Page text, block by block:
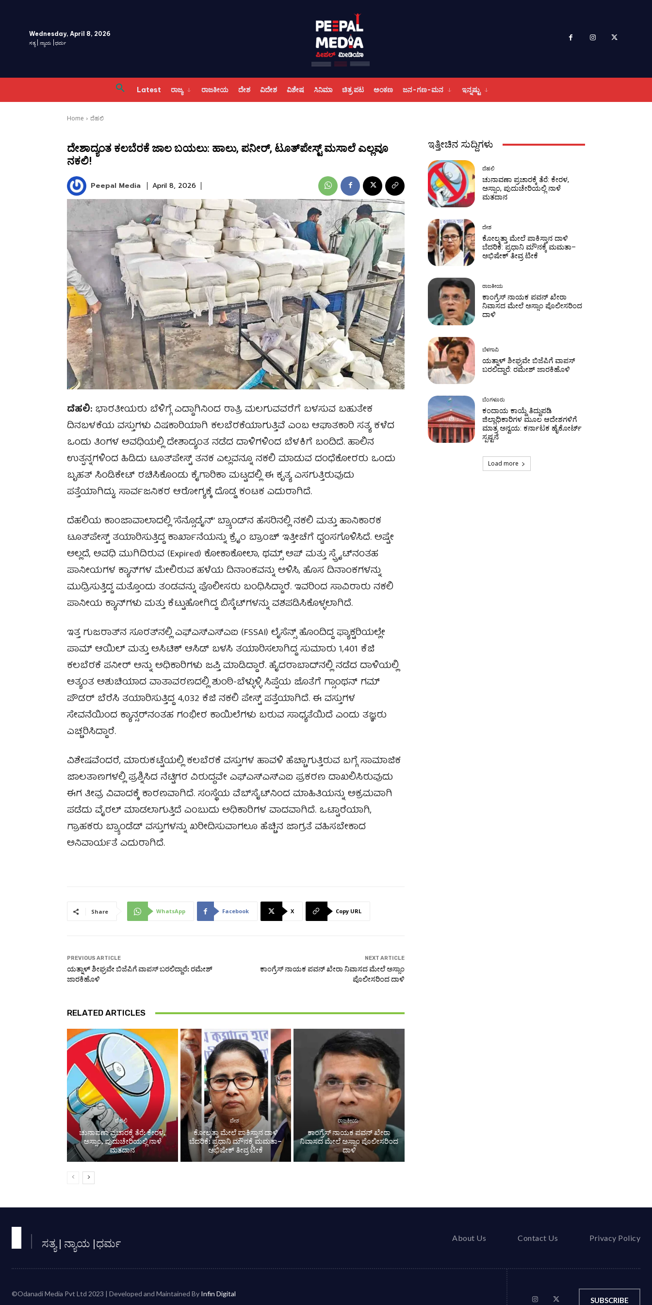
Wednesday, April 8, 2026
ಸತ್ಯ | ನ್ಯಾಯ |ಧರ್ಮ
Latest ರಾಜ್ಯ ರಾಜಕೀಯ ದೇಶ ವಿದೇಶ ವಿಶೇಷ ಸಿನಿಮಾ ಚಿತ್ರ ಪಟ ಅಂಕಣ ಜನ-ಗಣ-ಮನ ಇನ್ನಷ್ಟು
Home ದೆಹಲಿ
ದೇಶಾದ್ಯಂತ ಕಲಬೆರಕೆ ಜಾಲ ಬಯಲು: ಹಾಲು, ಪನೀರ್‌, ಟೂತ್‌ಪೇಸ್ಟ್‌ ಮಸಾಲೆ ಎಲ್ಲವೂ
ನಕಲಿ!
Peepal Media April 8, 2026
ದೆಹಲಿ: ಭಾರತೀಯರು ಬೆಳಿಗ್ಗೆ ಎದ್ದಾಗಿನಿಂದ ರಾತ್ರಿ ಮಲಗುವವರೆಗೆ ಬಳಸುವ ಬಹುತೇಕ
ದಿನಬಳಕೆಯ ವಸ್ತುಗಳು ವಿಷಕಾರಿಯಾಗಿ ಕಲಬೆರಕೆಯಾಗುತ್ತಿವೆ ಎಂಬ ಆಘಾತಕಾರಿ ಸತ್ಯ ಕಳೆದ
ಒಂದು ತಿಂಗಳ ಅವಧಿಯಲ್ಲಿ ದೇಶಾದ್ಯಂತ ನಡೆದ ದಾಳಿಗಳಿಂದ ಬೆಳಕಿಗೆ ಬಂದಿದೆ. ಹಾಲಿನ
ಉತ್ಪನ್ನಗಳಿಂದ ಹಿಡಿದು ಟೂತ್‌ಪೇಸ್ಟ್‌ ತನಕ ಎಲ್ಲವನ್ನೂ ನಕಲಿ ಮಾಡುವ ದಂಧೆಕೋರರು ಒಂದು
ಬೃಹತ್ ಸಿಂಡಿಕೇಟ್ ರಚಿಸಿಕೊಂಡು ಕೈಗಾರಿಕಾ ಮಟ್ಟದಲ್ಲಿ ಈ ಕೃತ್ಯ ಎಸಗುತ್ತಿರುವುದು
ಪತ್ತೆಯಾಗಿದ್ದು, ಸಾರ್ವಜನಿಕರ ಆರೋಗ್ಯಕ್ಕೆ ದೊಡ್ಡ ಕಂಟಕ ಎದುರಾಗಿದೆ.
ದೆಹಲಿಯ ಕಾಂಜಾವಾಲಾದಲ್ಲಿ ‘ಸೆನ್ಸೊಡೈನ್’ ಬ್ರ್ಯಾಂಡ್‌ನ ಹೆಸರಿನಲ್ಲಿ ನಕಲಿ ಮತ್ತು ಹಾನಿಕಾರಕ
ಟೂತ್‌ಪೇಸ್ಟ್ ತಯಾರಿಸುತ್ತಿದ್ದ ಕಾರ್ಖಾನೆಯನ್ನು ಕ್ರೈಂ ಬ್ರಾಂಚ್ ಇತ್ತೀಚೆಗೆ ಧ್ವಂಸಗೊಳಿಸಿದೆ. ಅಷ್ಟೇ
ಅಲ್ಲದೆ, ಅವಧಿ ಮುಗಿದಿರುವ (Expired) ಕೋಕಾಕೋಲಾ, ಥಮ್ಸ್ ಅಪ್ ಮತ್ತು ಸ್ಪ್ರೈಟ್‌ನಂತಹ
ಪಾನೀಯಗಳ ಕ್ಯಾನ್‌ಗಳ ಮೇಲಿರುವ ಹಳೆಯ ದಿನಾಂಕವನ್ನು ಅಳಿಸಿ, ಹೊಸ ದಿನಾಂಕಗಳನ್ನು
ಮುದ್ರಿಸುತ್ತಿದ್ದ ಮತ್ತೊಂದು ತಂಡವನ್ನು ಪೊಲೀಸರು ಬಂಧಿಸಿದ್ದಾರೆ. ಇವರಿಂದ ಸಾವಿರಾರು ನಕಲಿ
ಪಾನೀಯ ಕ್ಯಾನ್‌ಗಳು ಮತ್ತು ಕೆಟ್ಟುಹೋಗಿದ್ದ ಬಿಸ್ಕೆಟ್‌ಗಳನ್ನು ವಶಪಡಿಸಿಕೊಳ್ಳಲಾಗಿದೆ.
ಇತ್ತ ಗುಜರಾತ್‌ನ ಸೂರತ್‌ನಲ್ಲಿ ಎಫ್‌ಎಸ್‌ಎಸ್‌ಎಐ (FSSAI) ಲೈಸೆನ್ಸ್ ಹೊಂದಿದ್ದ ಫ್ಯಾಕ್ಟರಿಯಲ್ಲೇ
ಪಾಮ್ ಆಯಿಲ್ ಮತ್ತು ಅಸಿಟಿಕ್ ಆಸಿಡ್ ಬಳಸಿ ತಯಾರಿಸಲಾಗಿದ್ದ ಸುಮಾರು 1,401 ಕೆಜಿ
ಕಲಬೆರಕೆ ಪನೀರ್ ಅನ್ನು ಅಧಿಕಾರಿಗಳು ಜಪ್ತಿ ಮಾಡಿದ್ದಾರೆ. ಹೈದರಾಬಾದ್‌ನಲ್ಲಿ ನಡೆದ ದಾಳಿಯಲ್ಲಿ
ಅತ್ಯಂತ ಅಶುಚಿಯಾದ ವಾತಾವರಣದಲ್ಲಿ ಶುಂಠಿ-ಬೆಳ್ಳುಳ್ಳಿ ಸಿಪ್ಪೆಯ ಜೊತೆಗೆ ಗ್ಸಾಂಥನ್ ಗಮ್
ಪೌಡರ್ ಬೆರೆಸಿ ತಯಾರಿಸುತ್ತಿದ್ದ 4,032 ಕೆಜಿ ನಕಲಿ ಪೇಸ್ಟ್ ಪತ್ತೆಯಾಗಿದೆ. ಈ ವಸ್ತುಗಳ
ಸೇವನೆಯಿಂದ ಕ್ಯಾನ್ಸರ್‌ನಂತಹ ಗಂಭೀರ ಕಾಯಿಲೆಗಳು ಬರುವ ಸಾಧ್ಯತೆಯಿದೆ ಎಂದು ತಜ್ಞರು
ಎಚ್ಚರಿಸಿದ್ದಾರೆ.
ವಿಶೇಷವೆಂದರೆ, ಮಾರುಕಟ್ಟೆಯಲ್ಲಿ ಕಲಬೆರಕೆ ವಸ್ತುಗಳ ಹಾವಳಿ ಹೆಚ್ಚಾಗುತ್ತಿರುವ ಬಗ್ಗೆ ಸಾಮಾಜಿಕ
ಜಾಲತಾಣಗಳಲ್ಲಿ ಪ್ರಶ್ನಿಸಿದ ನೆಟ್ಟಿಗರ ವಿರುದ್ಧವೇ ಎಫ್‌ಎಸ್‌ಎಸ್‌ಎಐ ಪ್ರಕರಣ ದಾಖಲಿಸಿರುವುದು
ಈಗ ತೀವ್ರ ವಿವಾದಕ್ಕೆ ಕಾರಣವಾಗಿದೆ. ಸಂಸ್ಥೆಯ ವೆಬ್‌ಸೈಟ್‌ನಿಂದ ಮಾಹಿತಿಯನ್ನು ಅಕ್ರಮವಾಗಿ
ಪಡೆದು ವೈರಲ್ ಮಾಡಲಾಗುತ್ತಿದೆ ಎಂಬುದು ಅಧಿಕಾರಿಗಳ ವಾದವಾಗಿದೆ. ಒಟ್ಟಾರೆಯಾಗಿ,
ಗ್ರಾಹಕರು ಬ್ರ್ಯಾಂಡೆಡ್ ವಸ್ತುಗಳನ್ನು ಖರೀದಿಸುವಾಗಲೂ ಹೆಚ್ಚಿನ ಜಾಗ್ರತೆ ವಹಿಸಬೇಕಾದ
ಅನಿವಾರ್ಯತೆ ಎದುರಾಗಿದೆ.
Share WhatsApp Facebook X Copy URL
PREVIOUS ARTICLE
ಯತ್ನಾಳ್ ಶೀಘ್ರವೇ ಬಿಜೆಪಿಗೆ ವಾಪಸ್ ಬರಲಿದ್ದಾರೆ: ರಮೇಶ್
ಜಾರಕಿಹೊಳಿ
NEXT ARTICLE
ಕಾಂಗ್ರೆಸ್‌ ನಾಯಕ ಪವನ್ ಖೇರಾ ನಿವಾಸದ ಮೇಲೆ ಅಸ್ಸಾಂ
ಪೊಲೀಸರಿಂದ ದಾಳಿ
RELATED ARTICLES
ದೆಹಲಿ
ಚುನಾವಣಾ ಪ್ರಚಾರಕ್ಕೆ ತೆರೆ: ಕೇರಳ,
ಅಸ್ಸಾಂ, ಪುದುಚೇರಿಯಲ್ಲಿ ನಾಳೆ
ಮತದಾನ
ದೇಶ
ಕೋಲ್ಕತ್ತಾ ಮೇಲೆ ಪಾಕಿಸ್ತಾನ ದಾಳಿ
ಬೆದರಿಕೆ: ಪ್ರಧಾನಿ ಮೌನಕ್ಕೆ ಮಮತಾ–
ಅಭಿಷೇಕ್ ತೀವ್ರ ಟೀಕೆ
ರಾಜಕೀಯ
ಕಾಂಗ್ರೆಸ್‌ ನಾಯಕ ಪವನ್ ಖೇರಾ
ನಿವಾಸದ ಮೇಲೆ ಅಸ್ಸಾಂ ಪೊಲೀಸರಿಂದ
ದಾಳಿ
ಇತ್ತೀಚಿನ ಸುದ್ದಿಗಳು
ದೆಹಲಿ
ಚುನಾವಣಾ ಪ್ರಚಾರಕ್ಕೆ ತೆರೆ: ಕೇರಳ,
ಅಸ್ಸಾಂ, ಪುದುಚೇರಿಯಲ್ಲಿ ನಾಳೆ
ಮತದಾನ
ದೇಶ
ಕೋಲ್ಕತ್ತಾ ಮೇಲೆ ಪಾಕಿಸ್ತಾನ ದಾಳಿ
ಬೆದರಿಕೆ: ಪ್ರಧಾನಿ ಮೌನಕ್ಕೆ ಮಮತಾ–
ಅಭಿಷೇಕ್ ತೀವ್ರ ಟೀಕೆ
ರಾಜಕೀಯ
ಕಾಂಗ್ರೆಸ್‌ ನಾಯಕ ಪವನ್ ಖೇರಾ
ನಿವಾಸದ ಮೇಲೆ ಅಸ್ಸಾಂ ಪೊಲೀಸರಿಂದ
ದಾಳಿ
ಬೆಳಗಾವಿ
ಯತ್ನಾಳ್ ಶೀಘ್ರವೇ ಬಿಜೆಪಿಗೆ ವಾಪಸ್
ಬರಲಿದ್ದಾರೆ: ರಮೇಶ್ ಜಾರಕಿಹೊಳಿ
ಬೆಂಗಳೂರು
ಕಂದಾಯ ಕಾಯ್ದೆ ತಿದ್ದುಪಡಿ
ಜಿಲ್ಲಾಧಿಕಾರಿಗಳ ಮೂಲ ಆದೇಶಗಳಿಗೆ
ಮಾತ್ರ ಅನ್ವಯ: ಕರ್ನಾಟಕ ಹೈಕೋರ್ಟ್
ಸ್ಪಷ್ಟನೆ
Load more
ಸತ್ಯ | ನ್ಯಾಯ |ಧರ್ಮ About Us Contact Us Privacy Policy
©Odanadi Media Pvt Ltd 2023 | Developed and Maintained By Infin Digital
SUBSCRIBE